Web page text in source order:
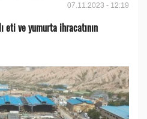
07.11.2023 - 12:19
eti ve yumurta ihracatının